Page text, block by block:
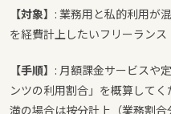
【対象】 : 業務用と私的利用が
を経費計上したいフリーランス
【手順】 : 月額課金サービスや
ンツの利用割合」を概算して
満の場合は按分計上（業務割